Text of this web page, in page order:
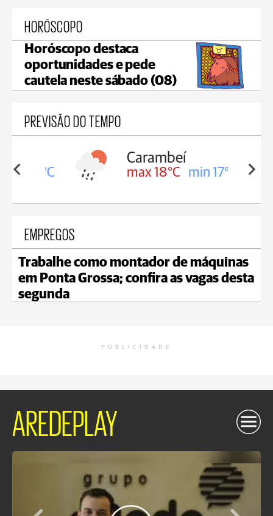
HORÓSCOPO
Horóscopo destaca
oportunidades e pede
cautela neste sábado (08)
PREVISÃO DO TEMPO
18°C
Carambeí
max 18°C min 17°C
EMPREGOS
Trabalhe como montador de máquinas
em Ponta Grossa; confira as vagas desta
segunda
PUBLICIDADE
AREDEPLAY